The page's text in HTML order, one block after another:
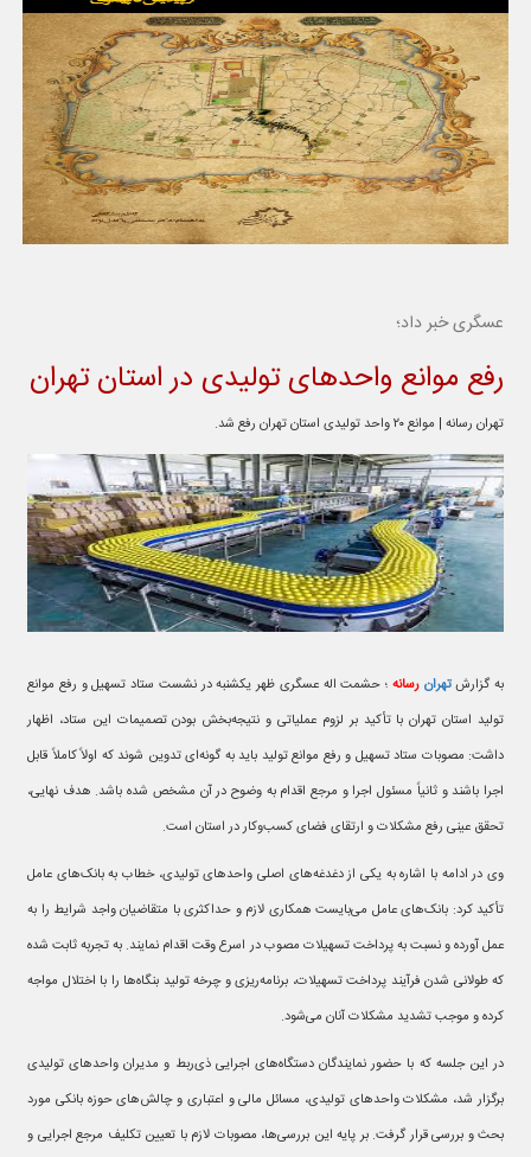
عسگری خبر داد؛
رفع موانع واحدهای تولیدی در استان تهران
تهران رسانه | موانع ۲۰ واحد تولیدی استان تهران رفع شد.
به گزارش تهرانرسانه ؛ حشمت اله عسگری ظهر یکشنبه در نشست ستاد تسهیل و رفع موانع
تولید استان تهران با تأکید بر لزوم عملیاتی و نتیجه‌بخش بودن تصمیمات این ستاد، اظهار
داشت: مصوبات ستاد تسهیل و رفع موانع تولید باید به گونه‌ای تدوین شوند که اولاً کاملاً قابل
اجرا باشند و ثانیاً مسئول اجرا و مرجع اقدام به وضوح در آن مشخص شده باشد. هدف نهایی،
تحقق عینی رفع مشکلات و ارتقای فضای کسب‌وکار در استان است.
وی در ادامه با اشاره به یکی از دغدغه‌های اصلی واحدهای تولیدی، خطاب به بانک‌های عامل
تأکید کرد: بانک‌های عامل می‌بایست همکاری لازم و حداکثری با متقاضیان واجد شرایط را به
عمل آورده و نسبت به پرداخت تسهیلات مصوب در اسرع وقت اقدام نمایند. به تجربه ثابت شده
که طولانی شدن فرآیند پرداخت تسهیلات، برنامه‌ریزی و چرخه تولید بنگاه‌ها را با اختلال مواجه
کرده و موجب تشدید مشکلات آنان می‌شود.
در این جلسه که با حضور نمایندگان دستگاه‌های اجرایی ذی‌ربط و مدیران واحدهای تولیدی
برگزار شد، مشکلات واحدهای تولیدی، مسائل مالی و اعتباری و چالش‌های حوزه بانکی مورد
بحث و بررسی قرار گرفت. بر پایه این بررسی‌ها، مصوبات لازم با تعیین تکلیف مرجع اجرایی و